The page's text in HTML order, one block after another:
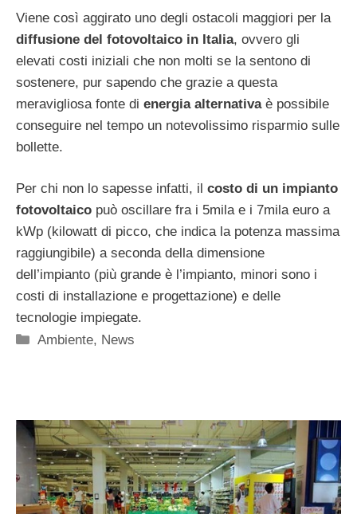
Viene così aggirato uno degli ostacoli maggiori per la
diffusione del fotovoltaico in Italia, ovvero gli
elevati costi iniziali che non molti se la sentono di
sostenere, pur sapendo che grazie a questa
meravigliosa fonte di energia alternativaè possibile
conseguire nel tempo un notevolissimo risparmio sulle
bollette.
Per chi non lo sapesse infatti, il costo di un impianto
fotovoltaico può oscillare fra i 5mila e i 7mila euro a
kWp (kilowatt di picco, che indica la potenza massima
raggiungibile) a seconda della dimensione
dell’impianto (più grande è l’impianto, minori sono i
costi di installazione e progettazione) e delle
tecnologie impiegate.
Categorie
Ambiente, News